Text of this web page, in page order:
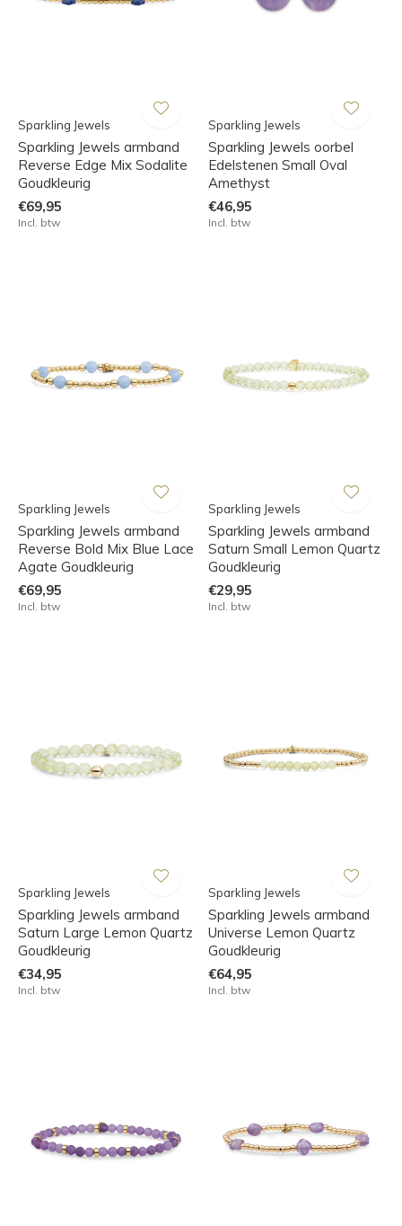
Sparkling Jewels
Sparkling Jewels armband
Reverse Edge Mix Sodalite
Goudkleurig
€69,95
Incl. btw
Sparkling Jewels
Sparkling Jewels oorbel
Edelstenen Small Oval
Amethyst
€46,95
Incl. btw
Sparkling Jewels
Sparkling Jewels armband
Reverse Bold Mix Blue Lace
Agate Goudkleurig
€69,95
Incl. btw
Sparkling Jewels
Sparkling Jewels armband
Saturn Small Lemon Quartz
Goudkleurig
€29,95
Incl. btw
Sparkling Jewels
Sparkling Jewels armband
Saturn Large Lemon Quartz
Goudkleurig
€34,95
Incl. btw
Sparkling Jewels
Sparkling Jewels armband
Universe Lemon Quartz
Goudkleurig
€64,95
Incl. btw